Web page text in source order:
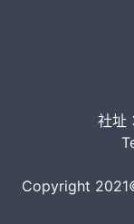
社址
Copyright